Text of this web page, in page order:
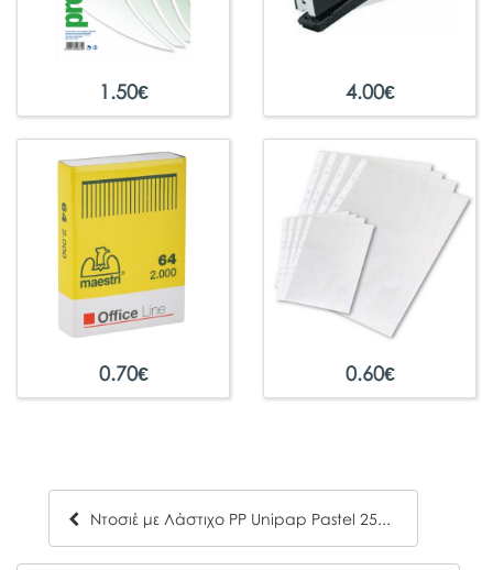
1.50€ 4.00€
0.70€ 0.60€
Ντοσιέ με Λάστιχο PP Unipap Pastel 25x35